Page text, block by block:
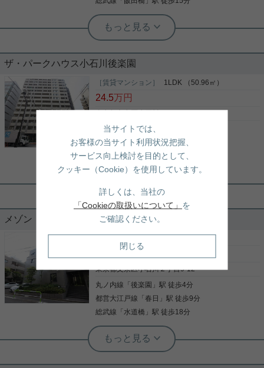
い、日常の生活利便性は文句なし。 【洗練された居
住空間と防犯体制】 オートロック、防犯カメラ、TV
モニター付きインターホンを完備。宅配ボックスや
24時間ゴミ出し可能など、忙しい都市生活を支える
実用春日ホーム 茗荷谷店 堀田枝里
後楽園駅最寄り☆2LDK、最上階、角
駅周辺にはラクーアがあり、お買い物には不便しな
い環境です！ 南西向き！ リビングも約14帖あり、
開放感のあるお部屋です！ 最上階で角部屋です☆ 浴
室乾燥機と追焚機能、 温水洗浄便座に独立洗面台と
気軽にお問い合わせくださいませ！ ★お電話でのご
相談もお気軽にどうぞ★ 実用春日ホーム株式会社
茗荷谷店 TEL：03-6902-5021
写真(9)
ザ・パークハウス小石川後楽園
［賃貸マンション］ 1LDK （50.96㎡）
24.5万円
都営大江戸線「春日
丸ノ内線「 後楽園」駅 徒歩1分
丸ノ内線「本郷三丁目」駅 徒歩13分
実用春日ホーム 小石川店 スタッフ大久
カウンターキッチン ゴミ出し24時間
OK 2駅利用可 地上デジタル放送 防犯
カメラ
写真(9)
詳細を見る
メゾン・シャルマン 206
万円
東京都文京区小石川２丁目9-12
丸ノ内線 「後楽園 」駅 徒歩4分
都営大江戸線 「春日 」駅 徒歩9分
総武線 「水道橋 」駅 徒歩18分
根津駅前センター（実用根津ホーム株式会社 根津駅前センター） スタ
当サイトでは、
お客様の当サイト利用状況把握、
サービス向上検討を目的として、
クッキー（Cookie）を使用しています。
詳しくは、当社の
「Cookieの取扱いについて」 を
ご確認ください。
閉じる